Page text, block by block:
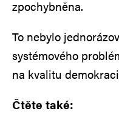
zpochybněna.
To nebylo
systémového
na kvalitu
Čtěte také: